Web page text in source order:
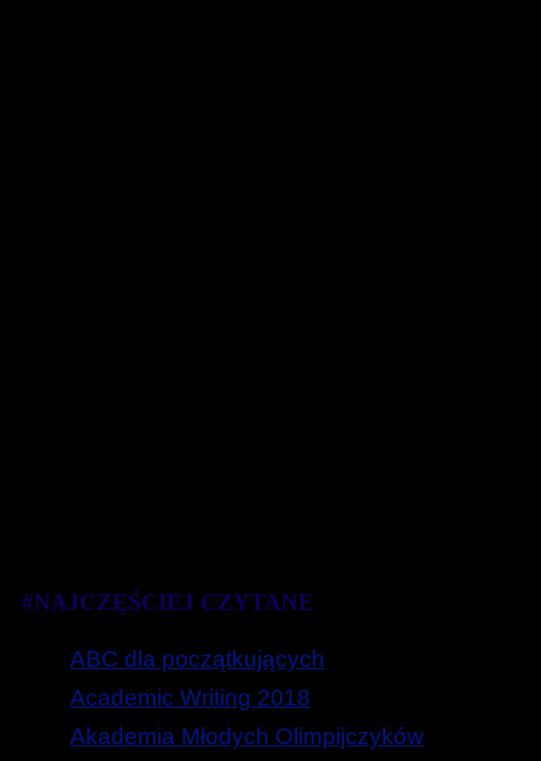
#NAJCZĘŚCIEJ CZYTANE
ABC dla początkujących
Academic Writing 2018
Akademia Młodych Olimpijczyków